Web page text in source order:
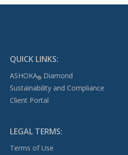
QUICK LINKS:
ASHOKA®Diamond
Sustainability and Compliance
Client Portal
LEGAL TERMS:
Terms of Use